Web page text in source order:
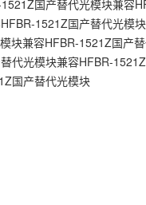
国产替代光模块兼容
1521Z国产替代光模
块兼容HFBR-1521Z国产
代光模块兼容HFBR-
国产替代光模块